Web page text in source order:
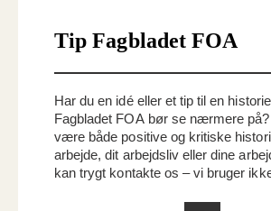
Tip Fagbladet FOA
Har du en idé eller et tip til en
Fagbladet FOA bør se nærmere
være både positive og kritiske
arbejde, dit arbejdsliv eller dine
kan trygt kontakte os – vi bruger